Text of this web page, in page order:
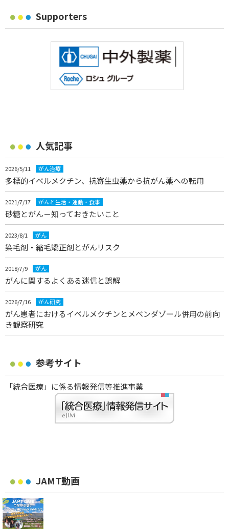
Supporters
人気記事
2026/5/11 がん治療
多標的イベルメクチン、抗寄生虫薬から抗がん薬への転用
2021/7/17 がんと生活・運動・食事
砂糖とがん－知っておきたいこと
2023/8/1 がん
染毛剤・縮毛矯正剤とがんリスク
2018/7/9 がん
がんに関するよくある迷信と誤解
2026/7/16 がん研究
がん患者におけるイベルメクチンとメベンダゾール併用の前向
き観察研究
参考サイト
「統合医療」に係る情報発信等推進事業
JAMT動画